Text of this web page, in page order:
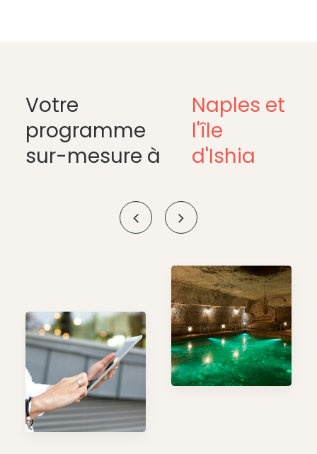
Votre
programme
sur-mesure à
Naples et
l'île
d'Ishia